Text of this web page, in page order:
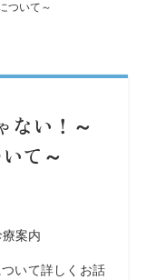
ついて～
ない！～
て～
療案内
いて詳しくお話